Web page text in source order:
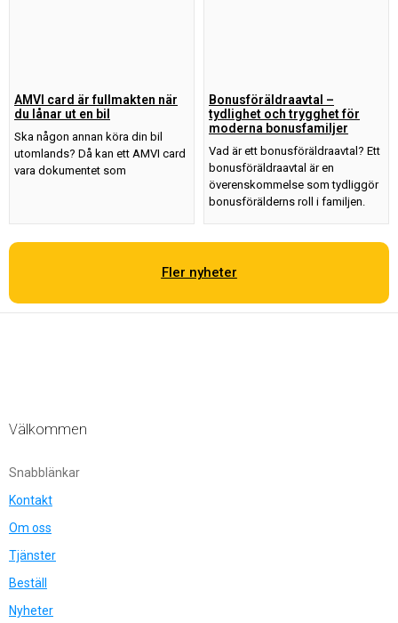
AMVI card är fullmakten när
du lånar ut en bil
Ska någon annan köra din bil
utomlands? Då kan ett AMVI card
vara dokumentet som
Bonusföräldraavtal –
tydlighet och trygghet för
moderna bonusfamiljer
Vad är ett bonusföräldraavtal? Ett
bonusföräldraavtal är en
överenskommelse som tydliggör
bonusförälderns roll i familjen.
Fler nyheter
Välkommen
Snabblänkar
Kontakt
Om oss
Tjänster
Beställ
Nyheter